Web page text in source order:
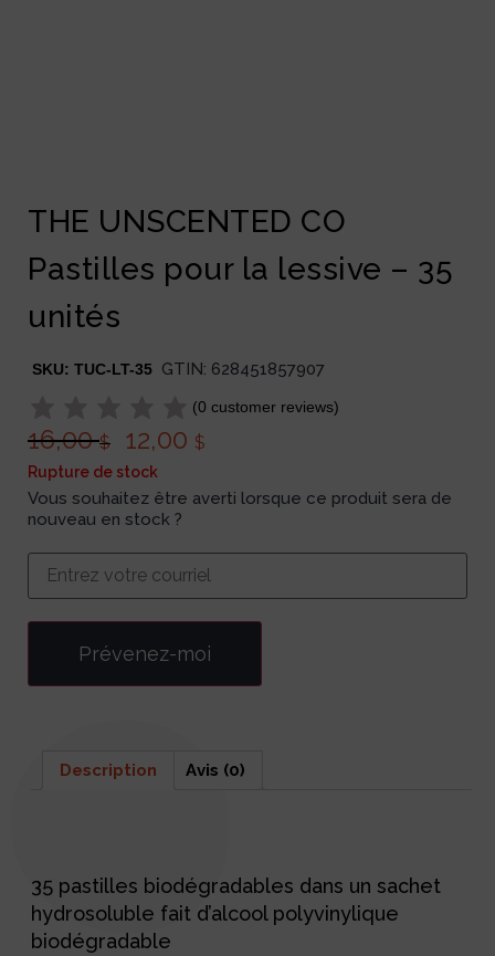
THE UNSCENTED CO
Pastilles pour la lessive – 35
unités
SKU: TUC-LT-35 GTIN: 628451857907
(0 customer reviews)
16,00$ 12,00 $
Rupture de stock
Vous souhaitez être averti lorsque ce produit sera de
nouveau en stock ?
Prévenez-moi
Description Avis (0)
35 pastilles biodégradables dans un sachet
hydrosoluble fait d’alcool polyvinylique
biodégradable